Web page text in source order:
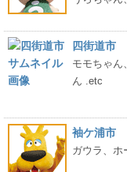
四街道市
モモちゃん
ん .etc
袖ケ浦市
ガウラ、ホ